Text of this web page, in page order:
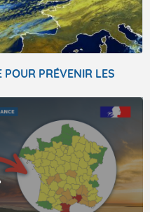
POUR PRÉVENIR LES